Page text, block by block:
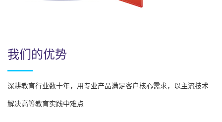
我们的优势
深耕教育行业数十年，用专业产品满足客户核心需求，以主流技术
解决高等教育实践中难点